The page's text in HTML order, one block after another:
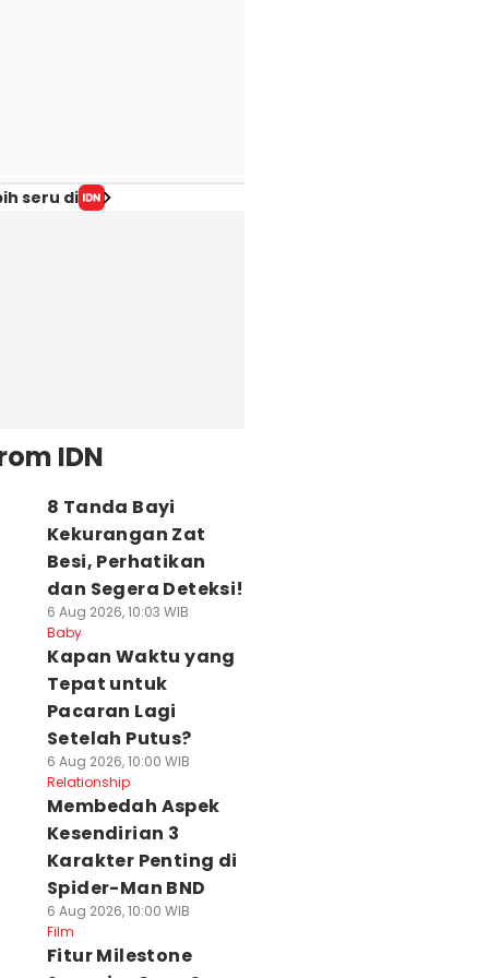
seru di
IDN
8 Tanda Bayi
Kekurangan Zat
Besi, Perhatikan
dan Segera Deteksi!
6 Aug 2026, 10:03 WIB
Baby
⁠Kapan Waktu yang
Tepat untuk
Pacaran Lagi
Setelah Putus?
6 Aug 2026, 10:00 WIB
Relationship
Membedah Aspek
Kesendirian 3
Karakter Penting di
Spider-Man BND
6 Aug 2026, 10:00 WIB
Film
Fitur Milestone